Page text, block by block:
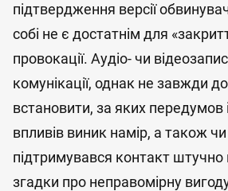
підтвердження версії
собі не є достатнім для
провокації. Аудіо- чи
комунікації, однак не завжди
встановити, за яких передумов
впливів виник намір, а також
підтримувався контакт штучно
згадки про неправомірну